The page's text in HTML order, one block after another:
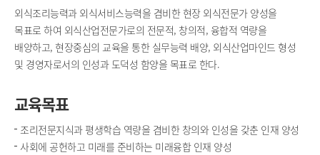
외식조리능력과 외식서비스능력을 겸비한 현장 외식전문가 양성을
목표로 하여 외식산업전문가로의 전문적, 창의적, 융합적 역량을
배양하고, 현장중심의 교육을 통한 실무능력 배양, 외식산업마인드 형성
및 경영자로서의 인성과 도덕성 함양을 목표로 한다.
교육목표
조리전문지식과 평생학습 역량을 겸비한 창의와 인성을 갖춘 인재 양성
사회에 공헌하고 미래를 준비하는 미래융합 인재 양성